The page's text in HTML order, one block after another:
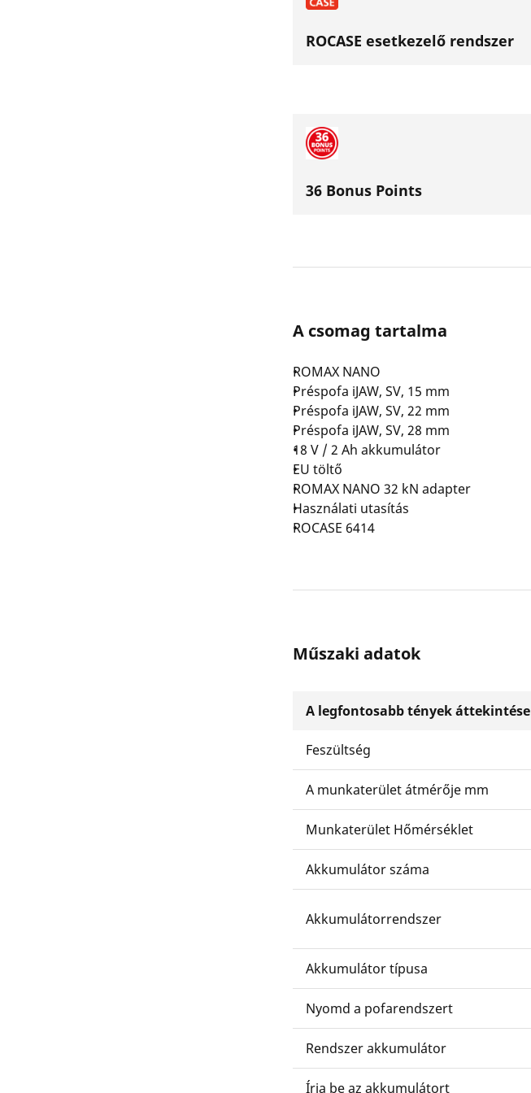
ROCASE esetkezelő rendszer
36 Bonus Points
A csomag tartalma
ROMAX NANO
Préspofa iJAW, SV, 15 mm
Préspofa iJAW, SV, 22 mm
Préspofa iJAW, SV, 28 mm
18 V / 2 Ah akkumulátor
EU töltő
ROMAX NANO 32 kN adapter
Használati utasítás
ROCASE 6414
Műszaki adatok
A legfontosabb tények áttekintése
Feszültség
A munkaterület átmérője mm
Munkaterület Hőmérséklet
Akkumulátor száma
Akkumulátorrendszer
Akkumulátor típusa
Nyomd a pofarendszert
Rendszer akkumulátor
Írja be az akkumulátort